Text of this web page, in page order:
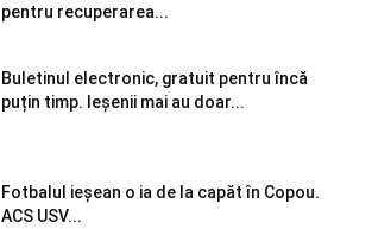
pentru recuperarea...
Buletinul electronic, gratuit pentru încă
puțin timp. Ieșenii mai au doar...
Fotbalul ieșean o ia de la capăt în Copou.
ACS USV...